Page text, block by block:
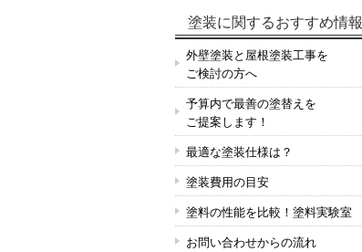
塗装に関するおすすめ情報
外壁塗装と屋根塗装工事を
ご検討の方へ
予算内で最善の塗替えを
ご提案します！
最適な塗装仕様は？
塗装費用の目安
塗料の性能を比較！塗料実験室
お問い合わせからの流れ